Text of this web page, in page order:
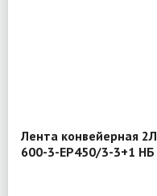
Лента конвейерная 2Л
600-3-EP450/3-3+1 НБ